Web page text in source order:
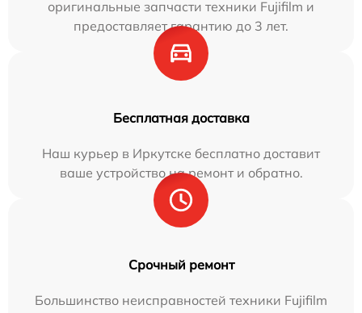
оригинальные запчасти техники Fujifilm и
предоставляет гарантию до 3 лет.
Бесплатная доставка
Наш курьер в Иркутске бесплатно доставит
ваше устройство на ремонт и обратно.
Срочный ремонт
Большинство неисправностей техники Fujifilm